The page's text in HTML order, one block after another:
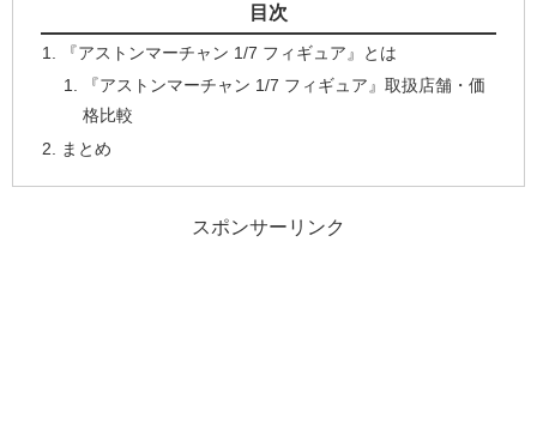
目次
『アストンマーチャン 1/7 フィギュア』とは
『アストンマーチャン 1/7 フィギュア』取扱店舗・価
格比較
まとめ
スポンサーリンク